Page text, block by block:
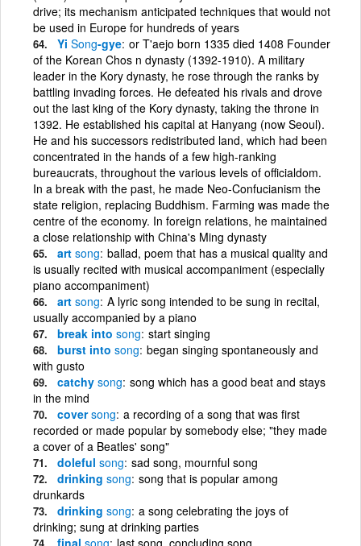
drive; its mechanism anticipated techniques that would not
be used in Europe for hundreds of years
Yi Song-gye or T'aejo born 1335 died 1408 Founder
of the Korean Chos n dynasty (1392-1910). A military
leader in the Kory dynasty, he rose through the ranks by
battling invading forces. He defeated his rivals and drove
out the last king of the Kory dynasty, taking the throne in
1392. He established his capital at Hanyang (now Seoul).
He and his successors redistributed land, which had been
concentrated in the hands of a few high-ranking
bureaucrats, throughout the various levels of officialdom.
In a break with the past, he made Neo-Confucianism the
state religion, replacing Buddhism. Farming was made the
centre of the economy. In foreign relations, he maintained
a close relationship with China's Ming dynasty
art song ballad, poem that has a musical quality and
is usually recited with musical accompaniment (especially
piano accompaniment)
art song A lyric song intended to be sung in recital,
usually accompanied by a piano
break into song start singing
burst into song began singing spontaneously and
with gusto
catchy song song which has a good beat and stays
in the mind
coversong a recording of a song that was first
recorded or made popular by somebody else; "they made
a cover of a Beatles' song"
doleful song sad song, mournful song
drinking song song that is popular among
drunkards
drinking song a song celebrating the joys of
drinking; sung at drinking parties
final song last song, concluding song